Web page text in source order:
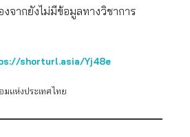
งจากยังไม่มีข้อมูลทางวิชาการ
shorturl.asia/Yj48e
แห่งประเทศไทย